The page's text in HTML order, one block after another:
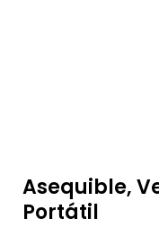
Asequible,
Portátil